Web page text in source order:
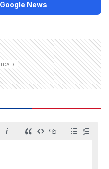
Google News